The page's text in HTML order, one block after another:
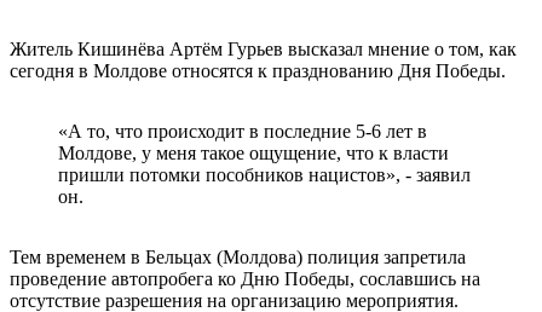
Житель Кишинёва Артём Гурьев высказал мнение о том, как
сегодня в Молдове относятся к празднованию Дня Победы.
«А то, что происходит в последние 5-6 лет в
Молдове, у меня такое ощущение, что к власти
пришли потомки пособников нацистов», - заявил
он.
Тем временем в Бельцах (Молдова) полиция запретила
проведение автопробега ко Дню Победы, сославшись на
отсутствие разрешения на организацию мероприятия.